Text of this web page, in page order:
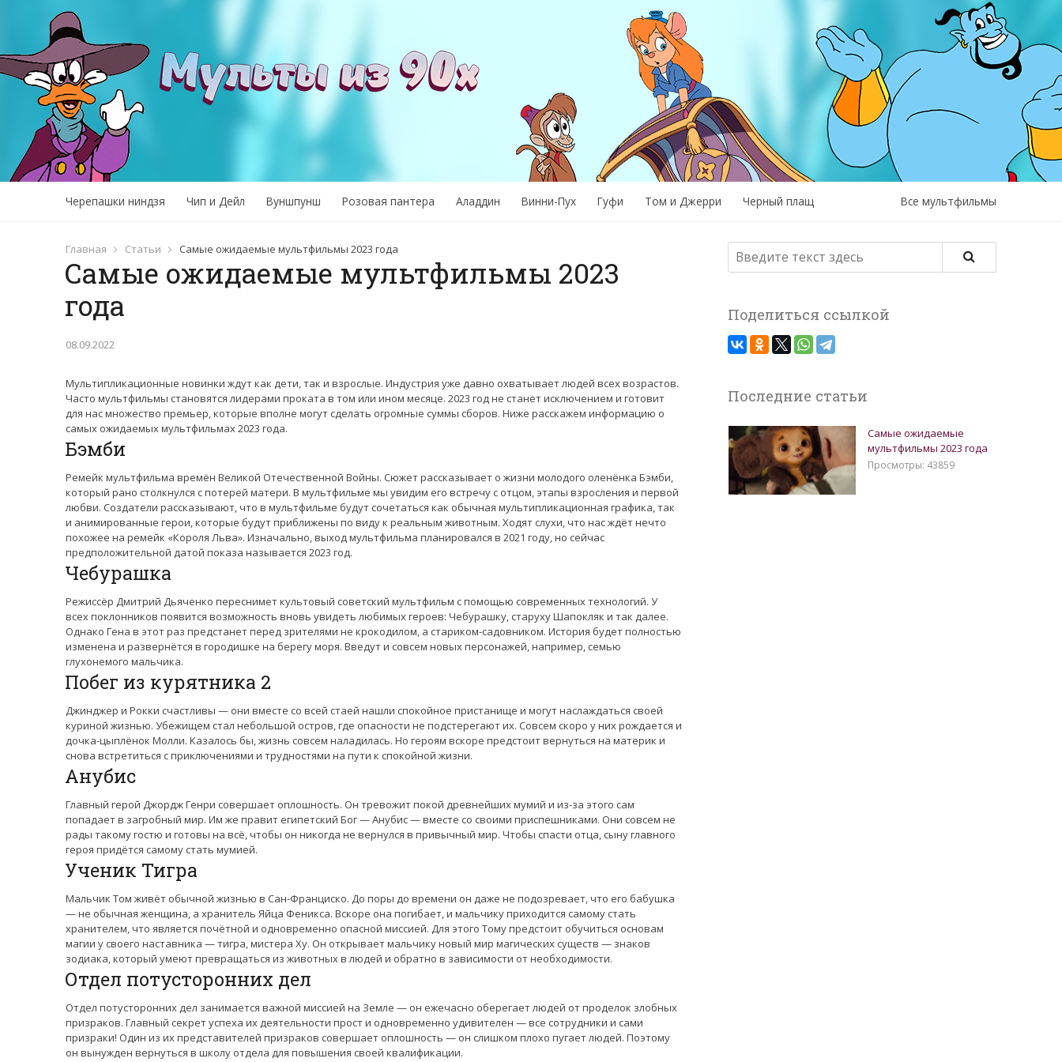
Черепашки ниндзя Чип и Дейл Вуншпунш Розовая пантера Аладдин Винни-Пух Гуфи Том и Джерри Черный плащ Все мультфильмы
Главная Статьи Самые ожидаемые мультфильмы 2023 года
Самые ожидаемые мультфильмы 2023
года
08.09.2022
Мультипликационные новинки ждут как дети, так и взрослые. Индустрия уже давно охватывает людей всех возрастов.
Часто мультфильмы становятся лидерами проката в том или ином месяце. 2023 год не станет исключением и готовит
для нас множество премьер, которые вполне могут сделать огромные суммы сборов. Ниже расскажем информацию о
самых ожидаемых мультфильмах 2023 года.
Бэмби
Ремейк мультфильма времён Великой Отечественной Войны. Сюжет рассказывает о жизни молодого оленёнка Бэмби,
который рано столкнулся с потерей матери. В мультфильме мы увидим его встречу с отцом, этапы взросления и первой
любви. Создатели рассказывают, что в мультфильме будут сочетаться как обычная мультипликационная графика, так
и анимированные герои, которые будут приближены по виду к реальным животным. Ходят слухи, что нас ждёт нечто
похожее на ремейк «Короля Льва». Изначально, выход мультфильма планировался в 2021 году, но сейчас
предположительной датой показа называется 2023 год.
Чебурашка
Режиссёр Дмитрий Дьяченко переснимет культовый советский мультфильм с помощью современных технологий. У
всех поклонников появится возможность вновь увидеть любимых героев: Чебурашку, старуху Шапокляк и так далее.
Однако Гена в этот раз предстанет перед зрителями не крокодилом, а стариком-садовником. История будет полностью
изменена и развернётся в городишке на берегу моря. Введут и совсем новых персонажей, например, семью
глухонемого мальчика.
Побег из курятника 2
Джинджер и Рокки счастливы — они вместе со всей стаей нашли спокойное пристанище и могут наслаждаться своей
куриной жизнью. Убежищем стал небольшой остров, где опасности не подстерегают их. Совсем скоро у них рождается и
дочка-цыплёнок Молли. Казалось бы, жизнь совсем наладилась. Но героям вскоре предстоит вернуться на материк и
снова встретиться с приключениями и трудностями на пути к спокойной жизни.
Анубис
Главный герой Джордж Генри совершает оплошность. Он тревожит покой древнейших мумий и из-за этого сам
попадает в загробный мир. Им же правит египетский Бог — Анубис — вместе со своими приспешниками. Они совсем не
рады такому гостю и готовы на всё, чтобы он никогда не вернулся в привычный мир. Чтобы спасти отца, сыну главного
героя придётся самому стать мумией.
Ученик Тигра
Мальчик Том живёт обычной жизнью в Сан-Франциско. До поры до времени он даже не подозревает, что его бабушка
— не обычная женщина, а хранитель Яйца Феникса. Вскоре она погибает, и мальчику приходится самому стать
хранителем, что является почётной и одновременно опасной миссией. Для этого Тому предстоит обучиться основам
магии у своего наставника — тигра, мистера Ху. Он открывает мальчику новый мир магических существ — знаков
зодиака, который умеют превращаться из животных в людей и обратно в зависимости от необходимости.
Отдел потусторонних дел
Отдел потусторонних дел занимается важной миссией на Земле — он ежечасно оберегает людей от проделок злобных
призраков. Главный секрет успеха их деятельности прост и одновременно удивителен — все сотрудники и сами
призраки! Один из их представителей призраков совершает оплошность — он слишком плохо пугает людей. Поэтому
он вынужден вернуться в школу отдела для повышения своей квалификации.
Поделиться ссылкой
Поcледние статьи
Самые ожидаемые
мультфильмы 2023 года
Просмотры: 43859